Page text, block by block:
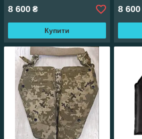
8 600 ₴
Купити
8 600